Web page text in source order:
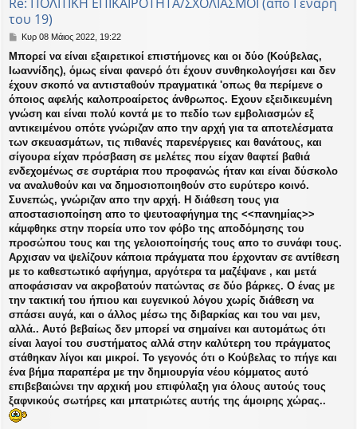
του 19)
Δ
μ
ο
σ
ί
υ
σ
η
Κυρ 08 Μάιος 2022, 19:22
Μπορεί να είναι εξαιρετικοί επιστήμονες και οι δύο (Κούβελας,
Ιωαννίδης), όμως είναι φανερό ότι έχουν συνθηκολογήσει και δεν
έχουν σκοπό να αντισταθούν πραγματικά 'οπως θα περίμενε ο
όποιος αφελής καλοπροαίρετος άνθρωπος. Εχουν εξειδικευμένη
γνώση και είναι πολύ κοντά με το πεδίο των εμβολιασμών εξ
αντικειμένου οπότε γνώριζαν απο την αρχή για τα αποτελέσματα
των σκευασμάτων, τις πιθανές παρενέργειες και θανάτους, και
σίγουρα είχαν πρόσβαση σε μελέτες που είχαν θαφτεί βαθιά
ενδεχομένως σε συρτάρια που προφανώς ήταν και είναι δύσκολο
να αναλυθούν και να δημοσιοποιηθούν στο ευρύτερο κοινό.
Συνεπώς, γνώριζαν απο την αρχή. Η διάθεση τους για
αποστασιοποίηση απο το ψευτοαφήγημα της <<πανημίας>>
κάμφθηκε στην πορεία υπο τον φόβο της αποδόμησης του
προσώπου τους και της γελοιοποίησής τους απο το συνάφι τους.
Αρχισαν να ψελίζουν κάποια πράγματα που έρχονταν σε αντίθεση
με το καθεστωτικό αφήγημα, αργότερα τα μαζέψανε , και μετά
αποφάσισαν να ακροβατούν πατώντας σε δύο βάρκες. Ο ένας με
την τακτική του ήπιου και ευγενικού λόγου χωρίς διάθεση να
σπάσει αυγά, και ο άλλος μέσω της διβαρκίας και του ναι μεν,
αλλά.. Αυτό βεβαίως δεν μπορεί να σημαίνει και αυτομάτως ότι
είναι λαγοί του συστήματος αλλά στην καλύτερη του πράγματος
στάθηκαν λίγοι και μικροί. Το γεγονός ότι ο Κούβελας το πήγε και
ένα βήμα παραπέρα με την δημιουργία νέου κόμματος αυτό
επιβεβαιώνει την αρχική μου επιφύλαξη για όλους αυτούς τους
ξαφνικούς σωτήρες και μπατριώτες αυτής της άμοιρης χώρας..